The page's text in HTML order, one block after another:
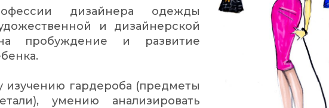
дизайнера одежды
и дизайнерской
пробуждение и развитие
изучению гардероба (предметы
умению анализировать